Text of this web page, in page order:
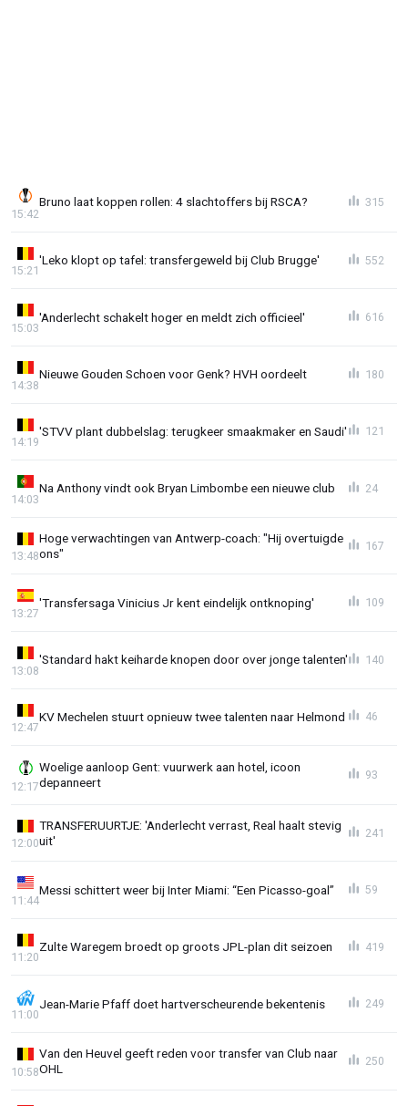
Bruno laat koppen rollen: 4 slachtoffers bij RSCA?
15:42
315
'Leko klopt op tafel: transfergeweld bij Club Brugge'
15:21
552
'Anderlecht schakelt hoger en meldt zich officieel'
15:03
616
Nieuwe Gouden Schoen voor Genk? HVH oordeelt
14:38
180
'STVV plant dubbelslag: terugkeer smaakmaker en Saudi'
14:19
121
Na Anthony vindt ook Bryan Limbombe een nieuwe club
14:03
24
Hoge verwachtingen van Antwerp-coach: "Hij overtuigde
ons"
13:48
167
'Transfersaga Vinicius Jr kent eindelijk ontknoping'
13:27
109
'Standard hakt keiharde knopen door over jonge talenten'
13:08
140
KV Mechelen stuurt opnieuw twee talenten naar Helmond
12:47
46
Woelige aanloop Gent: vuurwerk aan hotel, icoon
depanneert
12:17
93
TRANSFERUURTJE: 'Anderlecht verrast, Real haalt stevig
uit'
12:00
241
Messi schittert weer bij Inter Miami: “Een Picasso-goal”
11:44
59
Zulte Waregem broedt op groots JPL-plan dit seizoen
11:20
419
Jean-Marie Pfaff doet hartverscheurende bekentenis
11:00
249
Van den Heuvel geeft reden voor transfer van Club naar
OHL
10:58
250